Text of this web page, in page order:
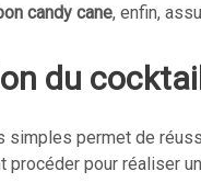
candy cane, enfin,
du
simples permet de
procéder pour réaliser